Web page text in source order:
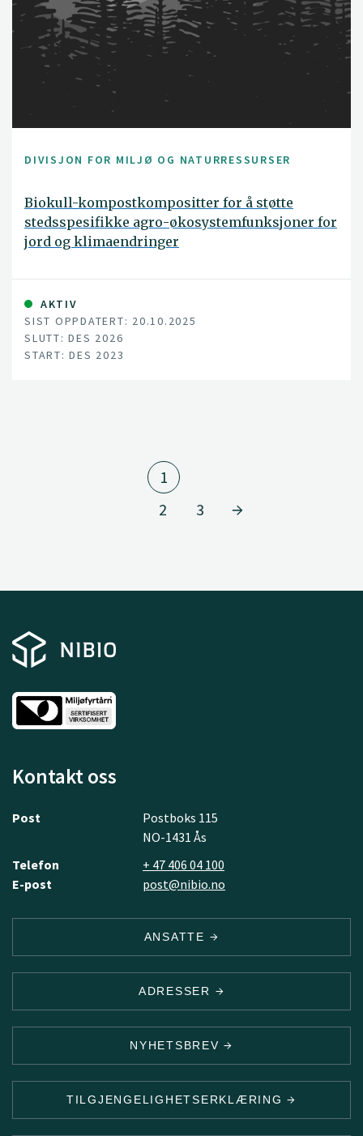
DIVISJON FOR MILJØ OG NATURRESSURSER
Biokull-kompostkompositter for å støtte
stedsspesifikke agro-økosystemfunksjoner for
jord og klimaendringer
AKTIV
SIST OPPDATERT: 20.10.2025
SLUTT: DES 2026
START: DES 2023
1
2
3
Kontakt oss
Post
Postboks 115
NO-1431 Ås
Telefon
+ 47 406 04 100
E-post
post@nibio.no
ANSATTE
ADRESSER
NYHETSBREV
TILGJENGELIGHETSERKLÆRING